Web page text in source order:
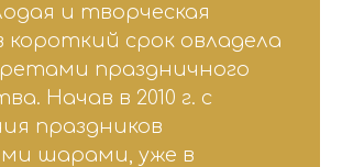
и творческая
короткий срок овладела
праздничного
Начав в 2010 г. с
праздников
шарами, уже в